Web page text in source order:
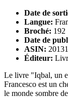
Date de
Langue:
Broché: 192
Date de
ASIN:
Éditeur:
Le livre "Iqbal, un
Francesco est un
le monde sombre